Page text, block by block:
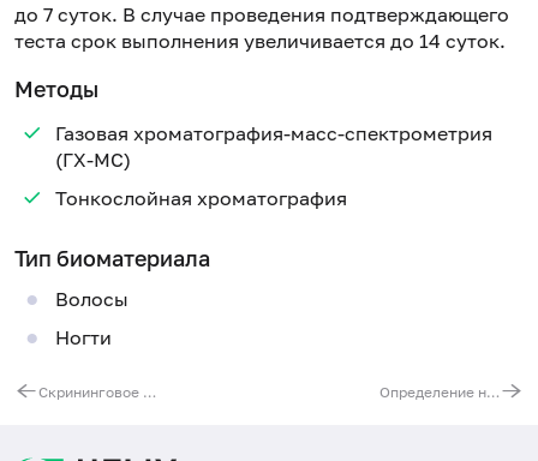
до 7 суток. В случае проведения подтверждающего
теста срок выполнения увеличивается до 14 суток.
Методы
Газовая хроматография-масс-спектрометрия
(ГХ-МС)
Тонкослойная хроматография
Тип биоматериала
Волосы
Ногти
Скрининговое исследование на предмет наличия наркотических, психотропных, сильнодействующих веществ и их метаболитов Определение наркотических, психотропных и сильнодействующих веществ в крови или моче (предварительный и подтверждающий тесты)